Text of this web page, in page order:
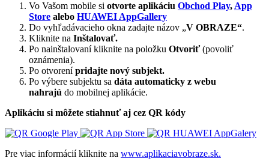
Vo Vašom mobile si otvorte aplikáciu Obchod Play, App
Store alebo HUAWEI AppGallery
Do vyhľadávacieho okna zadajte názov „V OBRAZE“.
Kliknite na Inštalovať.
Po nainštalovaní kliknite na položku Otvoriť(povoliť
oznámenia).
Po otvorenípridajte nový subjekt.
Po výbere subjektu sa dáta automaticky z webu
nahrajú do mobilnej aplikácie.
Aplikáciu si môžete stiahnuť aj cez QR kódy
Pre viac informácií kliknite na www.aplikaciavobraze.sk.